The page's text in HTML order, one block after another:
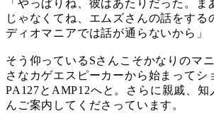
「やっぱりね、彼はあたりだった。ま
じゃなくてね、エムズさんの話をする
ディオマニアでは話が通らないから」
そう仰っているSさんこそかなりのマ
さなカゲエスピーカーから始まってシ
PA127とAMP12へと。さらに親戚、知
んご案内してくださっています。